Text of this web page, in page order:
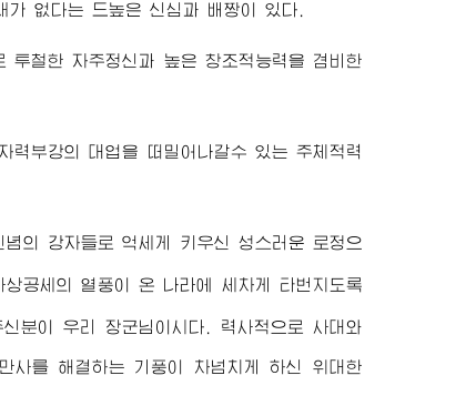
없다는 드높은 신심과 배짱이 있다.
투철한 자주정신과 높은 창조적능력을 겸비한
부강의 대업을 떠밀어나갈수 있는 주체적력
의 강자들로 억세게 키우신 성스러운 로정으
공세의 열풍이 온 나라에 세차게 타번지도록
신분이 우리장군님 이시다. 력사적으로 사대와
사를 해결하는 기풍이 차넘치게 하신 위대한